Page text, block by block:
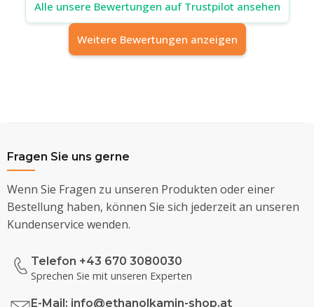
Alle unsere Bewertungen auf Trustpilot ansehen
Weitere Bewertungen anzeigen
Fragen Sie uns gerne
Wenn Sie Fragen zu unseren Produkten oder einer
Bestellung haben, können Sie sich jederzeit an unseren
Kundenservice wenden.
Telefon +43 670 3080030
Sprechen Sie mit unseren Experten
E-Mail: info@ethanolkamin-shop.at